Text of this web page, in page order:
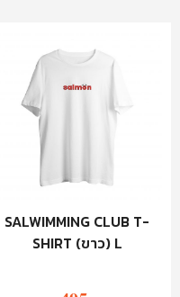
SALWIMMING CLUB T-
SHIRT (ขาว) L